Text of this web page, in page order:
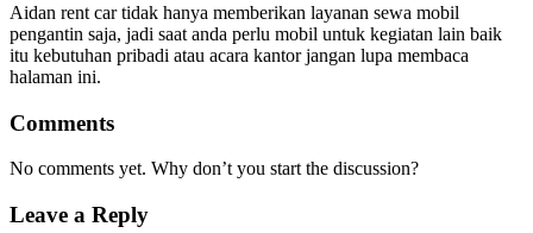
Aidan rent car tidak hanya memberikan layanan sewa mobil
pengantin saja, jadi saat anda perlu mobil untuk kegiatan lain baik
itu kebutuhan pribadi atau acara kantor jangan lupa membaca
halaman ini.
Comments
No comments yet. Why don’t you start the discussion?
Leave a Reply